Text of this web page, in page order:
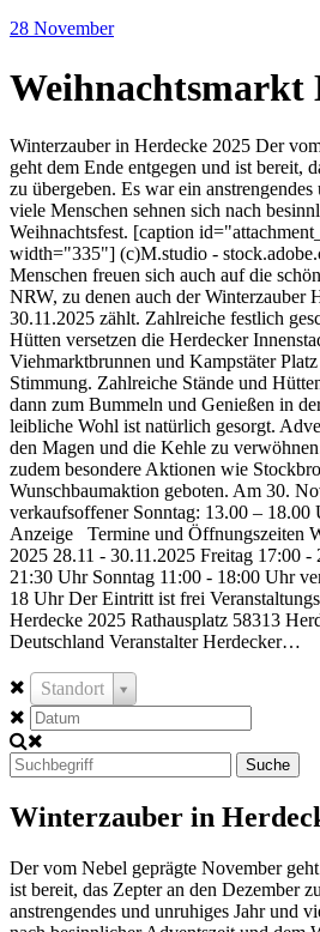
28 November
Weihnachtsmarkt
Winterzauber in Herdecke 2025 Der
geht dem Ende entgegen und ist bereit,
zu übergeben. Es war ein
viele Menschen sehnen sich nach
Weihnachtsfest. [caption
width="335"] (c)M.studio -
Menschen freuen sich auch auf die
NRW, zu denen auch der Winterzauber
30.11.2025 zählt. Zahlreiche festlich
Hütten versetzen die Herdecker
Viehmarktbrunnen und Kampstäter
Stimmung. Zahlreiche Stände und
dann zum Bummeln und Genießen in
leibliche Wohl ist natürlich gesorgt.
den Magen und die Kehle zu
zudem besondere Aktionen wie
Wunschbaumaktion geboten. Am 30.
verkaufsoffener Sonntag: 13.00 –
Anzeige Termine und Öffnungszeiten
2025 28.11 - 30.11.2025 Freitag 17:00
21:30 Uhr Sonntag 11:00 - 18:00 Uhr
18 Uhr Der Eintritt ist frei
Herdecke 2025 Rathausplatz 58313
Deutschland Veranstalter Herdecker…
Standort
Suche
Winterzauber in
Der vom Nebel geprägte November
ist bereit, das Zepter an den Dezember
anstrengendes und unruhiges Jahr und